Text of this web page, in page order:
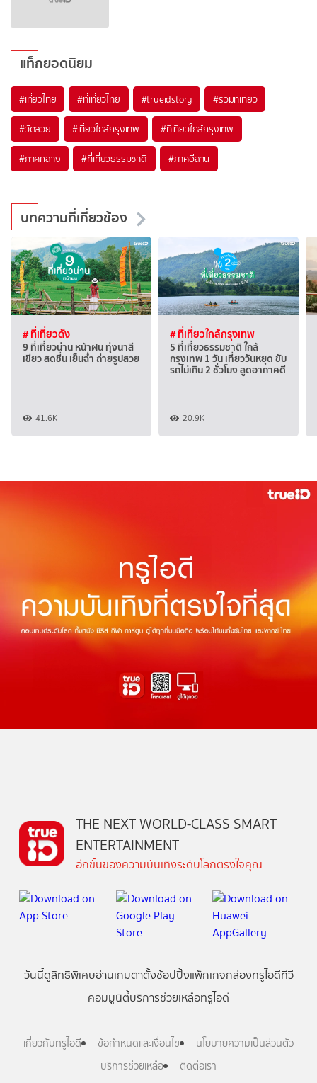
แท็กยอดนิยม
#เที่ยวไทย #ที่เที่ยวไทย #trueidstory #รวมที่เที่ยว
#วัดสวย #เที่ยวใกล้กรุงเทพ #ที่เที่ยวใกล้กรุงเทพ
#ภาคกลาง #ที่เที่ยวธรรมชาติ #ภาคอีสาน
บทความที่เกี่ยวข้อง
# ที่เที่ยวดัง
9 ที่เที่ยวน่าน หน้าฝน ทุ่งนาสี
เขียว สดชื่น เย็นฉ่ำ ถ่ายรูปสวย
41.6K
# ที่เที่ยวใกล้กรุงเทพ
5 ที่เที่ยวธรรมชาติ ใกล้
กรุงเทพ 1 วัน เที่ยววันหยุด ขับ
รถไม่เกิน 2 ชั่วโมง สูดอากาศดี
20.9K
THE NEXT WORLD-CLASS SMART
ENTERTAINMENT
อีกขั้นของความบันเทิงระดับโลกตรงใจคุณ
วันนี้ดูสิทธิพิเศษอ่านเกมตาตั้งช้อปปิ้งแพ็กเกจกล่องทรูไอดีทีวี
คอมมูนิตี้บริการช่วยเหลือทรูไอดี
เกี่ยวกับทรูไอดี ข้อกำหนดและเงื่อนไข
นโยบายความเป็นส่วนตัว
บริการช่วยเหลือ
ติดต่อเรา